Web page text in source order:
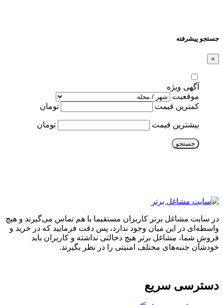
جستجو پیشرفته
×
آگهی ویژه
موقعیت
کمترین قیمت
تومان
بیشترین قیمت تومان
جستجو
در سایت مشاغل برتر کاربران مستقیما با هم تماس می‌گیرند و هیچ
واسطه‌ای در این میان وجود ندارد، پس دقت فرمایید که در خرید و
فروشِ شما، مشاغل برتر هیچ دخالتی نداشته و کاربران باید
خودشان جنبه‌های مختلف امنیتی را در نظر بگیرند.
دسترسی سریع